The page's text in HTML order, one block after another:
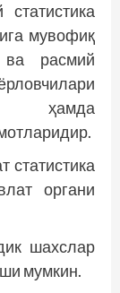
мувофиқ
ва расмий
ҳамда
статистика
органи
шахслар
мумкин.